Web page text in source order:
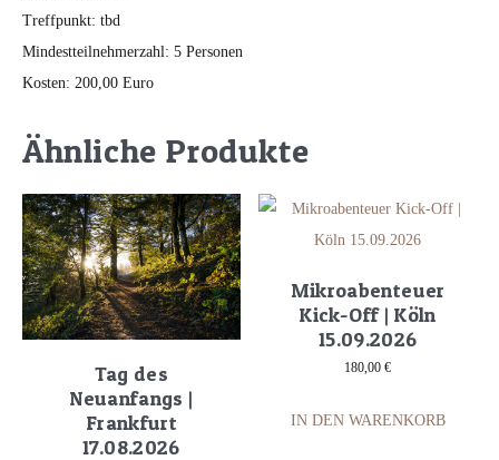
Treffpunkt: tbd
Mindestteilnehmerzahl: 5 Personen
Kosten: 200,00 Euro
Ähnliche Produkte
Tag des
Neuanfangs |
Frankfurt
17.08.2026
Mikroabenteuer
Kick-Off | Köln
15.09.2026
180,00€
IN DEN WARENKORB